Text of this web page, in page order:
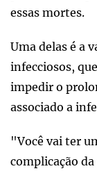
essas mortes.
Uma delas é a
infecciosos,
impedir o
associado a
"Você vai ter
complicação